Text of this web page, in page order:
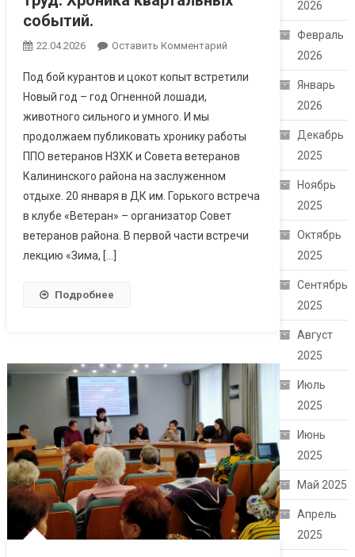
событий.
22.04.2026 Оставить Комментарий
Под бой курантов и цокот копыт встретили
Новый год – год Огненной лошади,
животного сильного и умного. И мы
продолжаем публиковать хронику работы
ППО ветеранов НЗХК и Совета ветеранов
Калининского района на заслуженном
отдыхе. 20 января в ДК им. Горького встреча
в клубе «Ветеран» – организатор Совет
ветеранов района. В первой части встречи
лекцию «Зима, […]
Подробнее
2026
Февраль
2026
Январь
2026
Декабрь
2025
Ноябрь
2025
Октябрь
2025
Сентябрь
2025
Август
2025
Июль
2025
Июнь
2025
Май 2025
Апрель
2025